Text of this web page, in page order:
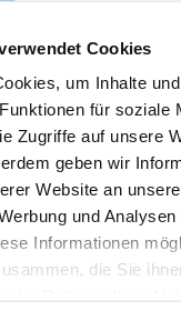
Cookies
um Inhalte
für soziale
Zugriffe auf unsere
geben wir
Website an
und
Informationen
die Sie
zur Unterstützung
gesucht